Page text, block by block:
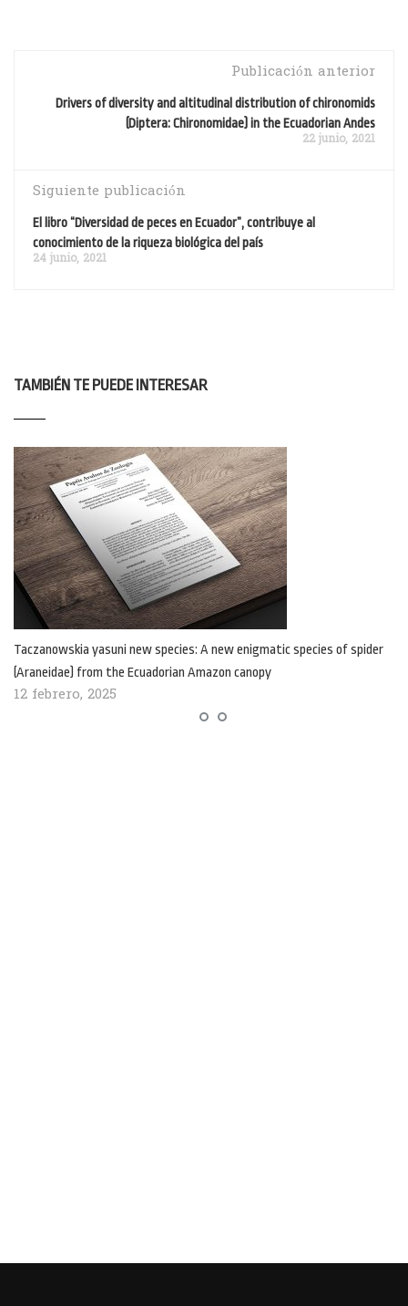
Publicación anterior
Drivers of diversity and altitudinal distribution of chironomids
(Diptera: Chironomidae) in the Ecuadorian Andes
22 junio, 2021
Siguiente publicación
El libro “Diversidad de peces en Ecuador”, contribuye al
conocimiento de la riqueza biológica del país
24 junio, 2021
TAMBIÉN TE PUEDE INTERESAR
Taczanowskia yasuni new species: A new enigmatic species of spider
(Araneidae) from the Ecuadorian Amazon canopy
12 febrero, 2025